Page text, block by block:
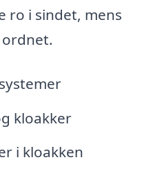
ro i sindet, mens
kloakker
i kloakken